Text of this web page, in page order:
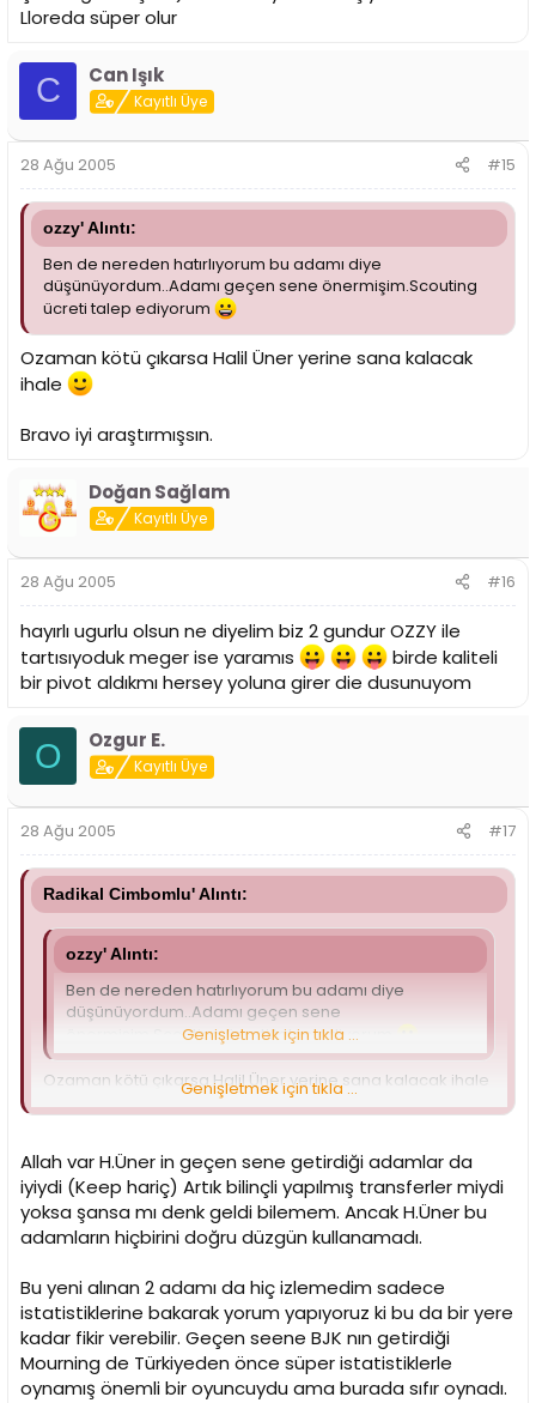
Lloreda süper olur
C Can Işık
Kayıtlı Üye
28 Ağu 2005 #15
ozzy' Alıntı:
Ben de nereden hatırlıyorum bu adamı diye
düşünüyordum..Adamı geçen sene önermişim.Scouting
ücreti talep ediyorum
Ozaman kötü çıkarsa Halil Üner yerine sana kalacak
ihale
Bravo iyi araştırmışsın.
Doğan Sağlam
Kayıtlı Üye
28 Ağu 2005 #16
hayırlı ugurlu olsun ne diyelim biz 2 gundur OZZY ile
tartısıyoduk meger ise yaramıs
birde kaliteli
bir pivot aldıkmı hersey yoluna girer die dusunuyom
O Ozgur E.
Kayıtlı Üye
28 Ağu 2005 #17
Radikal Cimbomlu' Alıntı:
ozzy' Alıntı:
Ben de nereden hatırlıyorum bu adamı diye
düşünüyordum..Adamı geçen sene
önermişim.Scouting ücreti talep ediyorum
Genişletmek için tıkla ...
Ozaman kötü çıkarsa Halil Üner yerine sana kalacak ihale
Genişletmek için tıkla ...
Allah var H.Üner in geçen sene getirdiği adamlar da
iyiydi (Keep hariç) Artık bilinçli yapılmış transferler miydi
yoksa şansa mı denk geldi bilemem. Ancak H.Üner bu
adamların hiçbirini doğru düzgün kullanamadı.
Bu yeni alınan 2 adamı da hiç izlemedim sadece
istatistiklerine bakarak yorum yapıyoruz ki bu da bir yere
kadar fikir verebilir. Geçen seene BJK nın getirdiği
Mourning de Türkiyeden önce süper istatistiklerle
oynamış önemli bir oyuncuydu ama burada sıfır oynadı.